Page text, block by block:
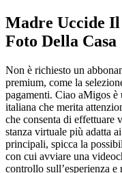
Madre Uccide
Foto Della Casa
Non è richiesto un
premium, come la
pagamenti. Ciao aMigos
italiana che merita
che consenta di effettuare
stanza virtuale più adatta
principali, spicca la
con cui avviare una
controllo sull’esperienza e